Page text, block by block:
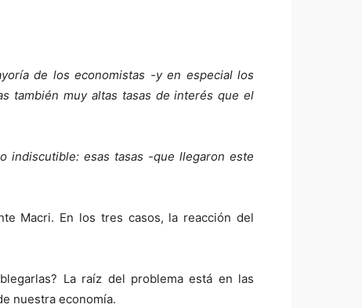
de los economistas -y en especial los
también muy altas tasas de interés que el
indiscutible: esas tasas -que llegaron este
Macri. En los tres casos, la reacción del
La raíz del problema está en las
nuestra economía.